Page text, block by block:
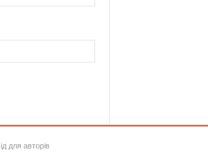
для авторів